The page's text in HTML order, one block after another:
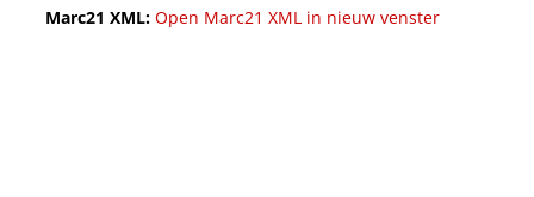
Marc21 XML: Open Marc21 XML in nieuw venster